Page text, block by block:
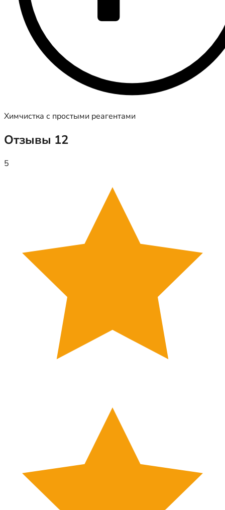
Химчистка с простыми реагентами
Отзывы 12
5